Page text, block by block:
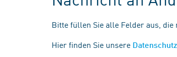
Bitte füllen Sie alle Felder aus, die
Hier finden Sie unsere